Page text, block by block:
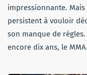
impressionnante.
persistent à vouloir
son manque de
encore dix ans, le